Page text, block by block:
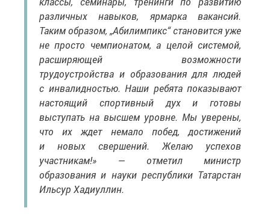
различных навыков, ярмарка вакансий.
Таким образом, „Абилимпикс“ становится уже
не просто чемпионатом, а целой системой,
расширяющей возможности
трудоустройства и образования для людей
с инвалидностью. Наши ребята показывают
настоящий спортивный дух и готовы
выступать на высшем уровне. Мы уверены,
что их ждет немало побед, достижений
и новых свершений. Желаю успехов
участникам!» — отметил министр
образования и науки республики Татарстан
Ильсур Хадиуллин.